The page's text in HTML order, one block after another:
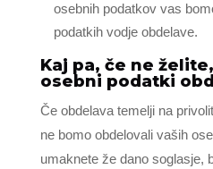
osebnih podatkov vas
podatkih vodje obdelave.
Kaj pa, če ne
osebni podatki
Če obdelava temelji na
ne bomo obdelovali vaših
umaknete že dano soglasje,